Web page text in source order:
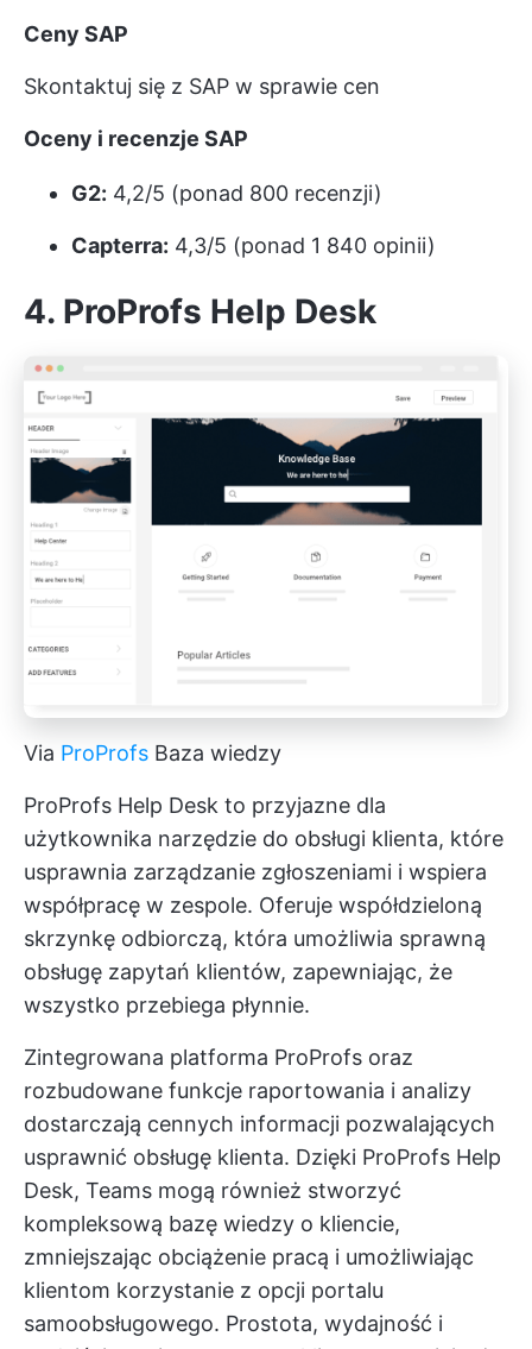
Ceny SAP
Skontaktuj się z SAP w sprawie cen
Oceny i recenzje SAP
G2: 4,2/5 (ponad 800 recenzji)
Capterra: 4,3/5 (ponad 1 840 opinii)
4. ProProfs Help Desk
Via ProProfs Baza wiedzy
ProProfs Help Desk to przyjazne dla
użytkownika narzędzie do obsługi klienta, które
usprawnia zarządzanie zgłoszeniami i wspiera
współpracę w zespole. Oferuje współdzieloną
skrzynkę odbiorczą, która umożliwia sprawną
obsługę zapytań klientów, zapewniając, że
wszystko przebiega płynnie.
Zintegrowana platforma ProProfs oraz
rozbudowane funkcje raportowania i analizy
dostarczają cennych informacji pozwalających
usprawnić obsługę klienta. Dzięki ProProfs Help
Desk, Teams mogą również stworzyć
kompleksową bazę wiedzy o kliencie,
zmniejszając obciążenie pracą i umożliwiając
klientom korzystanie z opcji portalu
samoobsługowego. Prostota, wydajność i